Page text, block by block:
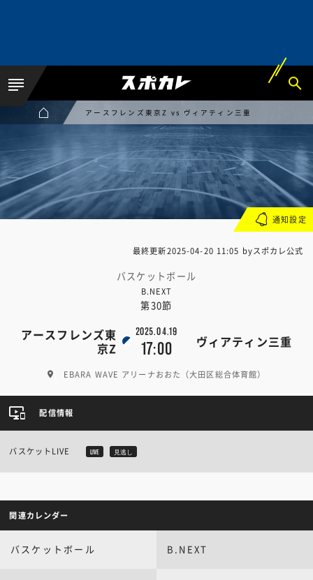
アースフレンズ東京Z vs ヴィアティン三重
最終更新2025-04-20 11:05 byスポカレ公式
バスケットボール
B.NEXT
第30節
アースフレンズ東
京Z
2025.04.19
17:00 ヴィアティン三重
EBARA WAVE アリーナおおた（大田区総合体育館）
通知設定
配信情報
バスケットLIVE LIVE 見逃し
関連カレンダー
バスケットボール B.NEXT